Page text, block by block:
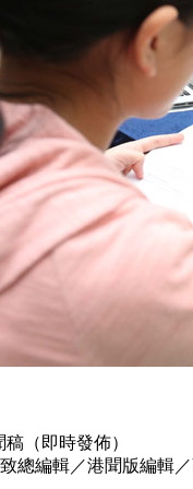
聞稿（即時
致總編輯／港聞版編輯